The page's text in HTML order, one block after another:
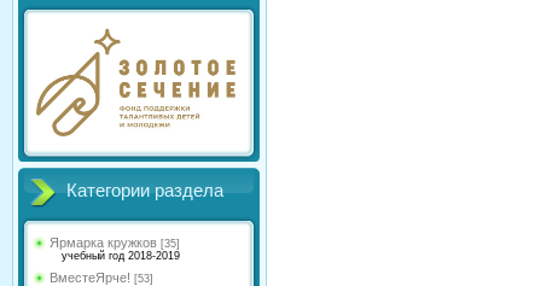
Категории раздела
Ярмарка кружков [35]
учебный год 2018-2019
ВместеЯрче! [53]